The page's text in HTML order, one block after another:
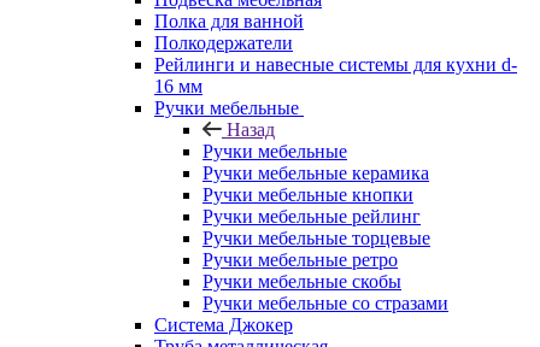
Полка для ванной
Полкодержатели
Рейлинги и навесные системы для кухни d-
16 мм
Ручки мебельные
Назад
Ручки мебельные
Ручки мебельные керамика
Ручки мебельные кнопки
Ручки мебельные рейлинг
Ручки мебельные торцевые
Ручки мебельные ретро
Ручки мебельные скобы
Ручки мебельные со стразами
Система Джокер